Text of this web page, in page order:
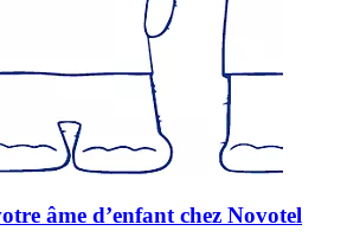
âme d’enfant chez Novotel